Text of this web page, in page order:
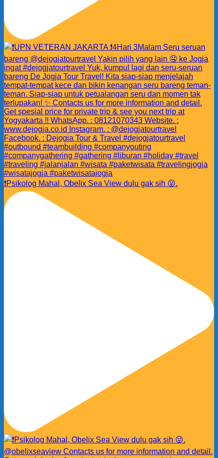
❗️Psikolog Mahal, Obelix Sea View dulu gak sih 😜.